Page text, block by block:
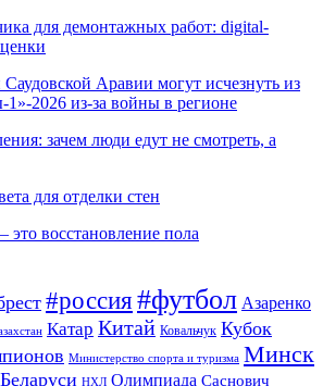
для демонтажных работ: digital-
Аравии могут исчезнуть из
2026 из-за войны в регионе
зачем люди едут не смотреть, а
для отделки стен
восстановление пола
#россия#футбол Азаренко
Катар Китай Ковальчук Кубок
Министерство спорта и туризма Минск
НХЛ Олимпиада Саснович